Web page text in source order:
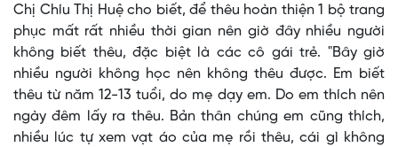
Chị Chíu Thị Huệ cho biết, để thêu hoàn thiện 1 bộ trang
phục mất rất nhiều thời gian nên giờ đây nhiều người
không biết thêu, đặc biệt là các cô gái trẻ. "Bây giờ
nhiều người không học nên không thêu được. Em biết
thêu từ năm 12-13 tuổi, do mẹ dạy em. Do em thích nên
ngày đêm lấy ra thêu. Bản thân chúng em cũng thích,
nhiều lúc tự xem vạt áo của mẹ rồi thêu, cái gì không